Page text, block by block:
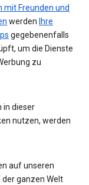
mit Freunden und
werden Ihre
gegebenenfalls
um die Dienste
zu
in dieser
nutzen, werden
auf unseren
der ganzen Welt